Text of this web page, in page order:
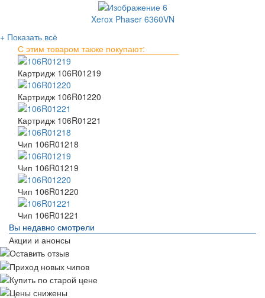
Xerox Phaser 6360VN
+ Показать всё
С этим товаром также покупают:
Картридж 106R01219
Картридж 106R01220
Картридж 106R01221
Чип 106R01218
Чип 106R01219
Чип 106R01220
Чип 106R01221
Вы недавно смотрели
Акции и анонсы